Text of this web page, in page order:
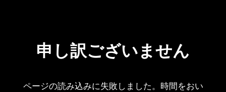
申し訳ございません
ページの読み込みに失敗しました。時間をおい